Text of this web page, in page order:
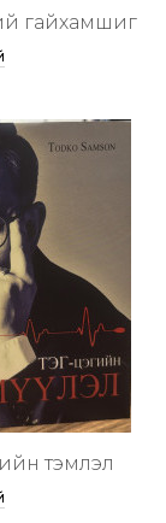
гайхамшиг
тэмүүлэл